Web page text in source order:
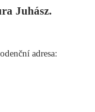
Juhász.
adresa: